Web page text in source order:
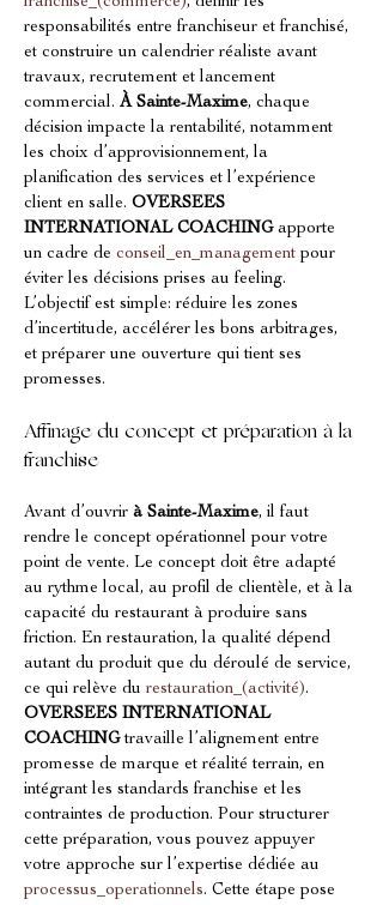
responsabilités entre franchiseur et franchisé,
et construire un calendrier réaliste avant
travaux, recrutement et lancement
commercial. À Sainte-Maxime, chaque
décision impacte la rentabilité, notamment
les choix d’approvisionnement, la
planification des services et l’expérience
client en salle. OVERSEES
INTERNATIONAL COACHING apporte
un cadre de conseil_en_management pour
éviter les décisions prises au feeling.
L’objectif est simple: réduire les zones
d’incertitude, accélérer les bons arbitrages,
et préparer une ouverture qui tient ses
promesses.
Affinage du concept et préparation à la
franchise
Avant d’ouvrir à Sainte-Maxime, il faut
rendre le concept opérationnel pour votre
point de vente. Le concept doit être adapté
au rythme local, au profil de clientèle, et à la
capacité du restaurant à produire sans
friction. En restauration, la qualité dépend
autant du produit que du déroulé de service,
ce qui relève du restauration_(activité).
OVERSEES INTERNATIONAL
COACHING travaille l’alignement entre
promesse de marque et réalité terrain, en
intégrant les standards franchise et les
contraintes de production. Pour structurer
cette préparation, vous pouvez appuyer
votre approche sur l’expertise dédiée au
processus_operationnels. Cette étape pose